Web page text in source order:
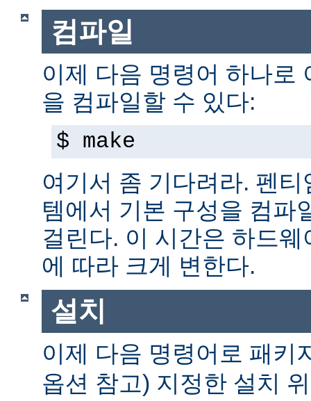
컴파일
이제 다음 명령어 하나로
을 컴파일할 수 있다:
$ make
여기서 좀 기다려라. 펜
템에서 기본 구성을 컴파
걸린다. 이 시간은 하드
에 따라 크게 변한다.
설치
이제 다음 명령어로 패키
옵션 참고) 지정한 설치